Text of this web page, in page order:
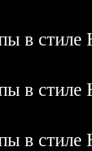
в стиле
в стиле
в стиле